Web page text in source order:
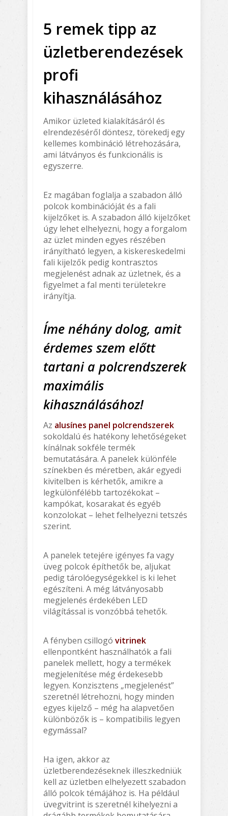
5 remek tipp az
üzletberendezések
profi
kihasználásához
Amikor üzleted kialakításáról és
elrendezéséről döntesz, törekedj egy
kellemes kombináció létrehozására,
ami látványos és funkcionális is
egyszerre.
Ez magában foglalja a szabadon álló
polcok kombinációját és a fali
kijelzőket is. A szabadon álló kijelzőket
úgy lehet elhelyezni, hogy a forgalom
az üzlet minden egyes részében
irányítható legyen, a kiskereskedelmi
fali kijelzők pedig kontrasztos
megjelenést adnak az üzletnek, és a
figyelmet a fal menti területekre
irányítja.
Íme néhány dolog, amit
érdemes szem előtt
tartani a polcrendszerek
maximális
kihasználásához!
Az alusínes panel polcrendszerek
sokoldalú és hatékony lehetőségeket
kínálnak sokféle termék
bemutatására. A panelek különféle
színekben és méretben, akár egyedi
kivitelben is kérhetők, amikre a
legkülönfélébb tartozékokat –
kampókat, kosarakat és egyéb
konzolokat – lehet felhelyezni tetszés
szerint.
A panelek tetejére igényes fa vagy
üveg polcok építhetők be, aljukat
pedig tárolóegységekkel is ki lehet
egészíteni. A még látványosabb
megjelenés érdekében LED
világítással is vonzóbbá tehetők.
A fényben csillogó vitrinek
ellenpontként használhatók a fali
panelek mellett, hogy a termékek
megjelenítése még érdekesebb
legyen. Konzisztens „megjelenést”
szeretnél létrehozni, hogy minden
egyes kijelző – még ha alapvetően
különbözők is – kompatibilis legyen
egymással?
Ha igen, akkor az
üzletberendezéseknek illeszkedniük
kell az üzletben elhelyezett szabadon
álló polcok témájához is. Ha például
üvegvitrint is szeretnél kihelyezni a